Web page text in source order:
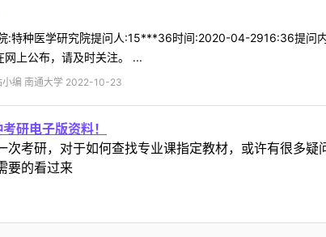
:特种医学研究院提问人:15***36时间:2020-04-2916:36提问
上公布，请及时关注。 ...
小编 南通大学 2022-10-23
研电子版资料！
次考研，对于如何查找专业课指定教材，或许有很多
要的看过来